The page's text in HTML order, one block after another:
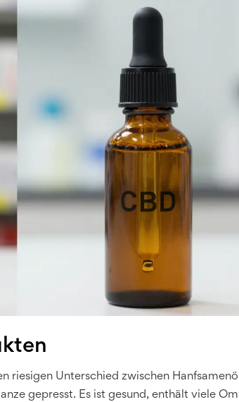
riesigen Unterschied zwischen
gepresst. Es ist gesund, enthält viele